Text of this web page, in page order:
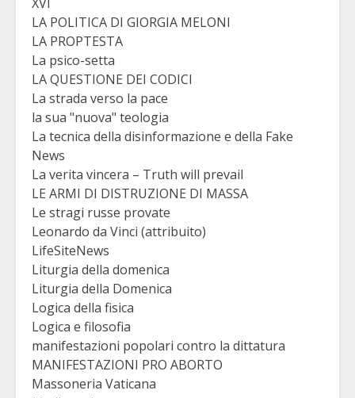
LA POLITICA DI GIORGIA MELONI
LA PROPTESTA
La psico-setta
LA QUESTIONE DEI CODICI
La strada verso la pace
la sua "nuova" teologia
La tecnica della disinformazione e della Fake
News
La verita vincera – Truth will prevail
LE ARMI DI DISTRUZIONE DI MASSA
Le stragi russe provate
Leonardo da Vinci (attribuito)
LifeSiteNews
Liturgia della domenica
Liturgia della Domenica
Logica della fisica
Logica e filosofia
manifestazioni popolari contro la dittatura
MANIFESTAZIONI PRO ABORTO
Massoneria Vaticana